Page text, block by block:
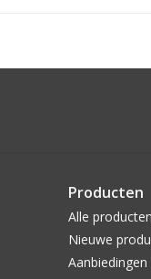
Producten
Alle producten
Nieuwe
Aanbiedingen